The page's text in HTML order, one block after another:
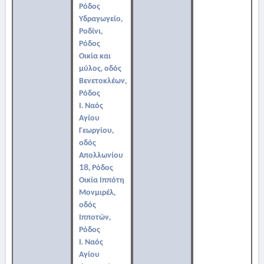
Ρόδος
Υδραγωγείο,
Ροδίνι,
Ρόδος
Οικία και
μύλος, οδός
Βενετοκλέων,
Ρόδος
Ι. Ναός
Αγίου
Γεωργίου,
οδός
Απολλωνίου
18, Ρόδος
Οικία Ιππότη
Μονμιρέλ,
οδός
Ιπποτών,
Ρόδος
Ι. Ναός
Αγίου